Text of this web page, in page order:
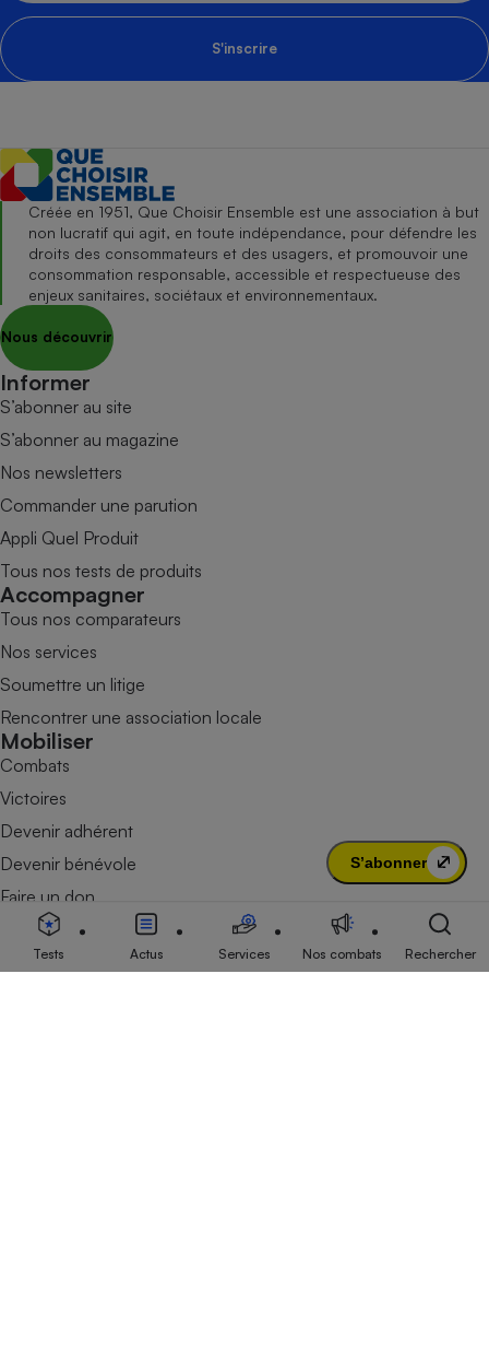
S'inscrire
S’abonner
Créée en 1951, Que Choisir Ensemble est une association à but
non lucratif qui agit, en toute indépendance, pour défendre les
droits des consommateurs et des usagers, et promouvoir une
consommation responsable, accessible et respectueuse des
enjeux sanitaires, sociétaux et environnementaux.
Nous découvrir
Informer
S’abonner au site
S’abonner au magazine
Nos newsletters
Commander une parution
Appli Quel Produit
Tous nos tests de produits
Accompagner
Tous nos comparateurs
Nos services
Soumettre un litige
Rencontrer une association locale
Mobiliser
Combats
Victoires
Devenir adhérent
Devenir bénévole
Faire un don
Tests Actus Services Nos combats Rechercher